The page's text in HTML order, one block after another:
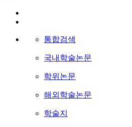
통합검색
국내학술논문
학위논문
해외학술논문
학술지